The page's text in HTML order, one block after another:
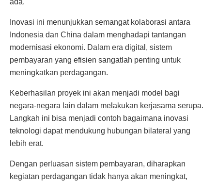
ada.
Inovasi ini menunjukkan semangat kolaborasi antara
Indonesia dan China dalam menghadapi tantangan
modernisasi ekonomi. Dalam era digital, sistem
pembayaran yang efisien sangatlah penting untuk
meningkatkan perdagangan.
Keberhasilan proyek ini akan menjadi model bagi
negara-negara lain dalam melakukan kerjasama serupa.
Langkah ini bisa menjadi contoh bagaimana inovasi
teknologi dapat mendukung hubungan bilateral yang
lebih erat.
Dengan perluasan sistem pembayaran, diharapkan
kegiatan perdagangan tidak hanya akan meningkat,